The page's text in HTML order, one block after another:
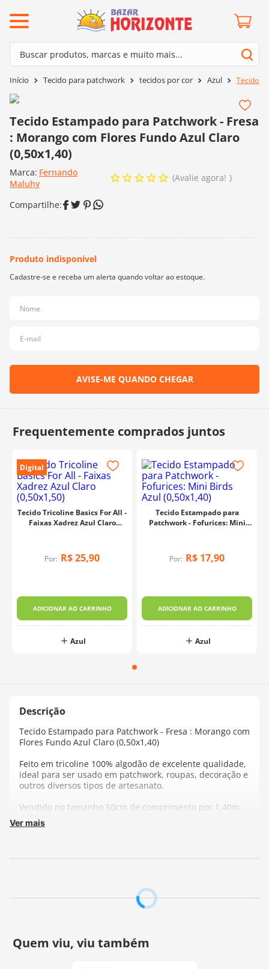
Buscar produtos, marcas e muito mais...
Tecido para patchwork tecidos por cor Azul Tecido
Tecido Estampado para Patchwork - Fresa
: Morango com Flores Fundo Azul Claro
(0,50x1,40)
Marca: Fernando
Maluhy
Avalie agora!
Digital
Tecido Tricoline Basics For All -
Faixas Xadrez Azul Claro
Por: R$25,90
ADICIONAR AO CARRINHO
Azul
Tecido Estampado para
Patchwork - Fofurices: Mini
Por: R$ 17,90
ADICIONAR AO CARRINHO
Azul
Tecido Estampado para Patchwork - Fresa : Morango com
Flores Fundo Azul Claro (0,50x1,40)
Feito em tricoline 100% algodão de excelente qualidade,
ideal para ser usado em patchwork, roupas, decoração e
outros diversos tipos de artesanato.
Vendido no tamanho 50cm de comprimento por 1,40m
de largura.
Ver mais
Termos mais buscados
3º kit amigurumi
4º agulha crochê
5º fio amigurumi
lã cisne
9º dmc
10º charme
mais buscados
barroco
mollet
kit amigurumi
agulha crochê
fio amigurumi
batik
euroroma